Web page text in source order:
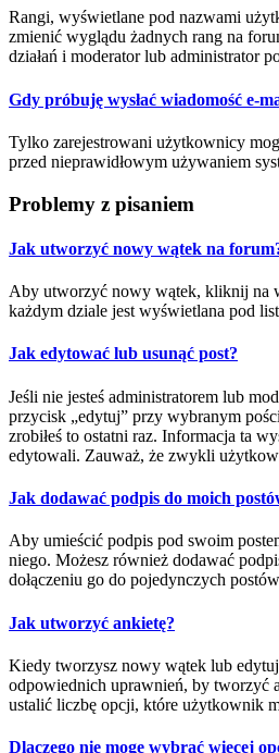
Rangi, wyświetlane pod nazwami
zmienić wyglądu żadnych rang na
działań i moderator lub administrator
Gdy próbuję wysłać wiadomość e-
Tylko zarejestrowani użytkownicy
przed nieprawidłowym używaniem
Problemy z pisaniem
Jak utworzyć nowy wątek na
Aby utworzyć nowy wątek, kliknij na
każdym dziale jest wyświetlana pod
Jak edytować lub usunąć post?
Jeśli nie jesteś administratorem lub
przycisk „edytuj” przy wybranym
zrobiłeś to ostatni raz. Informacja ta
edytowali. Zauważ, że zwykli
Jak dodawać podpis do moich
Aby umieścić podpis pod swoim
niego. Możesz również dodawać
dołączeniu go do pojedynczych
Jak utworzyć ankietę?
Kiedy tworzysz nowy wątek lub
odpowiednich uprawnień, by tworzyć
ustalić liczbę opcji, które użytkownik
Dlaczego nie mogę wybrać więcej